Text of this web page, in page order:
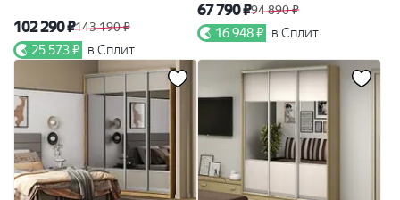
102 290 ₽143 190 ₽
25 573 ₽ в Сплит
67 790 ₽94 890 ₽
16 948 ₽ в Сплит